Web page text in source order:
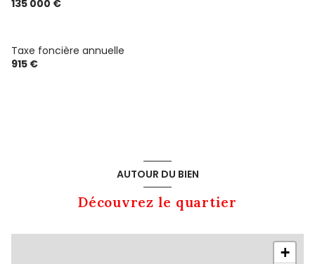
135 000 €
Taxe foncière annuelle
915 €
AUTOUR DU BIEN
Découvrez le quartier
+